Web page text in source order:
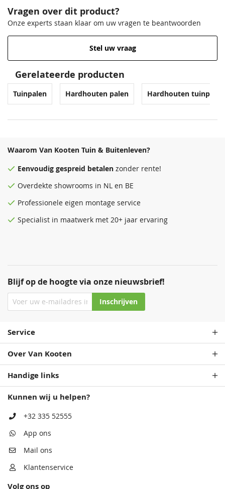
Vragen over dit product?
Onze experts staan klaar om uw vragen te beantwoorden
Stel uw vraag
Gerelateerde producten
Tuinpalen Hardhouten palen Hardhouten tuinpalen
Blijf op de hoogte via onze nieuwsbrief!
Inschrijven
Waarom Van Kooten Tuin & Buitenleven?
Eenvoudig gespreid betalen zonder rente!
Overdekte showrooms in NL en BE
Professionele eigen montage service
Specialist in maatwerk met 20+ jaar ervaring
Service
Over Van Kooten
Handige links
Kunnen wij u helpen?
+32 335 52555
App ons
Mail ons
Klantenservice
Volg ons op